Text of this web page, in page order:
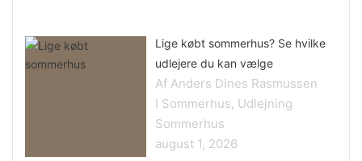
Lige købt sommerhus? Se hvilke
udlejere du kan vælge
Af Anders Dines Rasmussen
I Sommerhus, Udlejning
Sommerhus
august 1, 2026